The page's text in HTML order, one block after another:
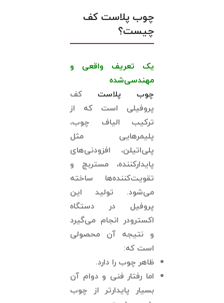
چوب پلاست کف
چیست؟
یک تعریف واقعی و
مهندسی‌شده
چوب پلاست کف
پروفیلی است که از
ترکیب الیاف چوب،
پلیمرهایی مثل
پلی‌اتیلن، افزودنی‌های
پایدارکننده، مستربچ و
تقویت‌کننده‌ها ساخته
می‌شود. تولید این
پروفیل در دستگاه
اکسترودر انجام می‌گیرد
و نتیجه آن محصولی
است که:
ظاهر چوب را دارد.
اما رفتار فنی و دوام آن
بسیار پایدارتر از چوب